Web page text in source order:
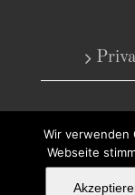
Copyright 2025
Wir verwenden
Webseite